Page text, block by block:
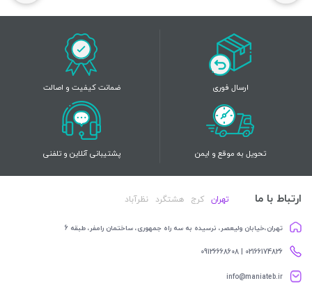
ارسال فوری ضمانت کیفیت و اصالت
تحویل به موقع و ایمن پشتیبانی آنلاین و تلفنی
ارتباط با ما تهران کرج هشتگرد نظرآباد
تهران،خیابان ولیعصر، نرسیده به سه راه جمهوری، ساختمان رامفر، طبقه 6
02166174826 | 09126668608
info@maniateb.ir